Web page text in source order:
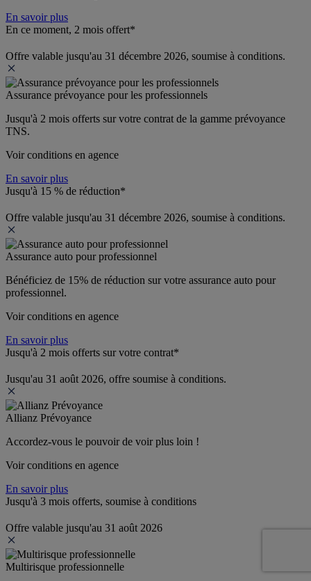
En savoir plus
En ce moment, 2 mois offert*
Offre valable jusqu'au 31 décembre 2026, soumise à conditions.
Assurance prévoyance pour les professionnels
Jusqu'à 2 mois offerts sur votre contrat de la gamme prévoyance
TNS.
Voir conditions en agence
En savoir plus
Jusqu'à 15 % de réduction*
Offre valable jusqu'au 31 décembre 2026, soumise à conditions.
Assurance auto pour professionnel
Bénéficiez de 15% de réduction sur votre assurance auto pour
professionnel.
Voir conditions en agence
En savoir plus
Jusqu'à 2 mois offerts sur votre contrat*
Jusqu'au 31 août 2026, offre soumise à conditions.
Allianz Prévoyance
Accordez-vous le pouvoir de voir plus loin !
Voir conditions en agence
En savoir plus
Jusqu'à 3 mois offerts, soumise à conditions
Offre valable jusqu'au 31 août 2026
Multirisque professionnelle